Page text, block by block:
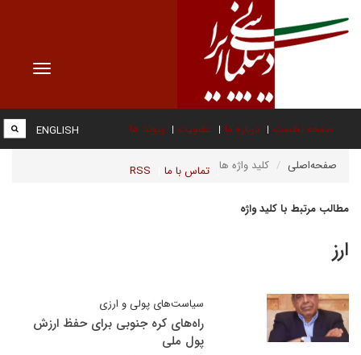
Toggle
صفحه نخست درباره ما عضویت پیوند ها
تماس با ما RSS
ENGLISH
صفحه‌اصلی کلید واژه ها
مطالب مرتبط با کلید واژه
ارز
سیاست‌های پولی و ارزی
راه‌های کره جنوبی برای حفظ ارزش
پول ملی